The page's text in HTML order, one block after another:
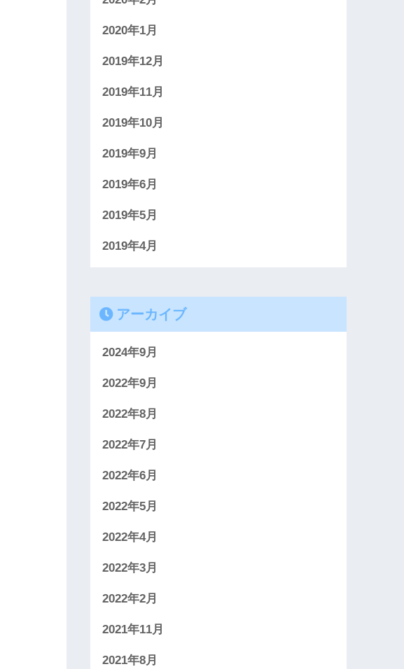
2020年1月
2019年12月
2019年11月
2019年10月
2019年9月
2019年6月
2019年5月
2019年4月
アーカイブ
2024年9月
2022年9月
2022年8月
2022年7月
2022年6月
2022年5月
2022年4月
2022年3月
2022年2月
2021年11月
2021年8月